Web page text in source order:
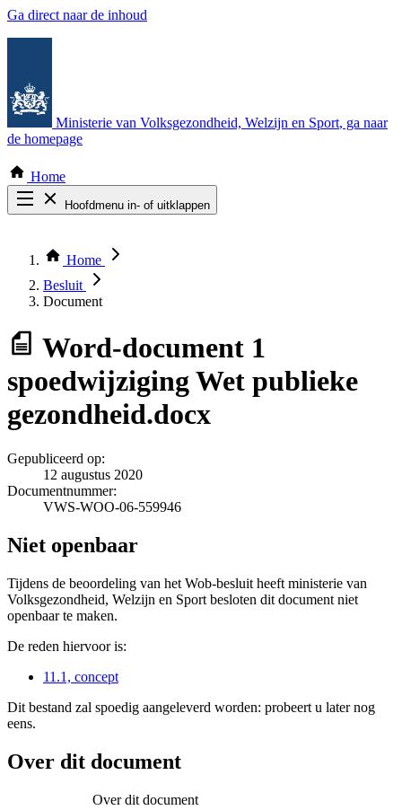
Ga direct naar de inhoud
Ministerie van Volksgezondheid, Welzijn en Sport, ga naar
de homepage
Home
Hoofdmenu in- of uitklappen
Thema COVID-19
Bekijk per bestuursorgaan
Home
Besluit
Document
Word-document 1
spoedwijziging Wet publieke
gezondheid.docx
Gepubliceerd op:
12 augustus 2020
Documentnummer:
VWS-WOO-06-559946
Niet openbaar
Tijdens de beoordeling van het Wob-besluit heeft ministerie van
Volksgezondheid, Welzijn en Sport besloten dit document niet
openbaar te maken.
De reden hiervoor is:
11.1, concept
Dit bestand zal spoedig aangeleverd worden: probeert u later nog
eens.
Over dit document
Over dit document